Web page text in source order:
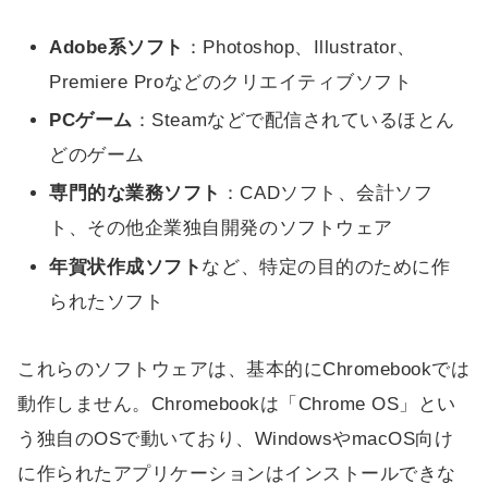
Adobe系ソフト ：Photoshop、Illustrator、
Premiere Proなどのクリエイティブソフト
PCゲーム ：Steamなどで配信されているほとん
どのゲーム
専門的な業務ソフト ：CADソフト、会計ソフ
ト、その他企業独自開発のソフトウェア
年賀状作成ソフト など、特定の目的のために作
られたソフト
これらのソフトウェアは、基本的にChromebookでは
動作しません。Chromebookは「Chrome OS」とい
う独自のOSで動いており、WindowsやmacOS向け
に作られたアプリケーションはインストールできな